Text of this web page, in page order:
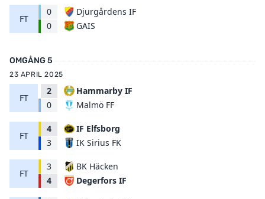
FT
0
0
Djurgårdens IF
GAIS
OMGÅNG 5
23 APRIL 2025
FT
2
0
Hammarby IF
Malmö FF
FT
4
3
IF Elfsborg
IK Sirius FK
FT
3
4
BK Häcken
Degerfors IF